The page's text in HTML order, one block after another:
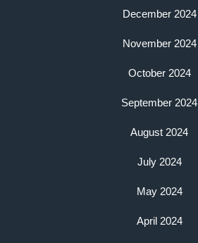
December 2024
November 2024
October 2024
September 2024
August 2024
July 2024
May 2024
April 2024